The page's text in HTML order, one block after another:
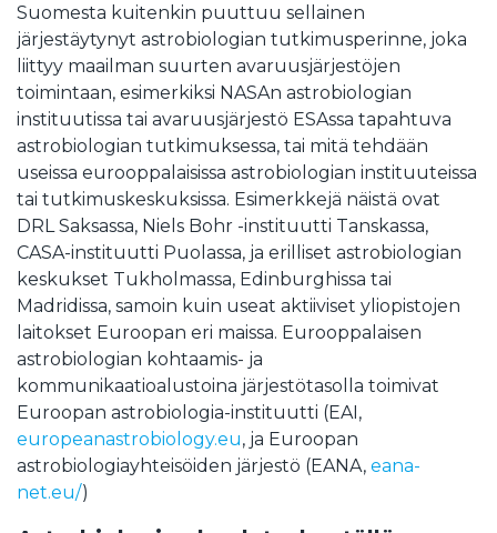
Suomesta kuitenkin puuttuu sellainen
järjestäytynyt astrobiologian tutkimusperinne, joka
liittyy maailman suurten avaruusjärjestöjen
toimintaan, esimerkiksi NASAn astrobiologian
instituutissa tai avaruusjärjestö ESAssa tapahtuva
astrobiologian tutkimuksessa, tai mitä tehdään
useissa eurooppalaisissa astrobiologian instituuteissa
tai tutkimuskeskuksissa. Esimerkkejä näistä ovat
DRL Saksassa, Niels Bohr -instituutti Tanskassa,
CASA-instituutti Puolassa, ja erilliset astrobiologian
keskukset Tukholmassa, Edinburghissa tai
Madridissa, samoin kuin useat aktiiviset yliopistojen
laitokset Euroopan eri maissa. Eurooppalaisen
astrobiologian kohtaamis- ja
kommunikaatioalustoina järjestötasolla toimivat
Euroopan astrobiologia-instituutti (EAI,
europeanastrobiology.eu, ja Euroopan
astrobiologiayhteisöiden järjestö (EANA, eana-
net.eu/)